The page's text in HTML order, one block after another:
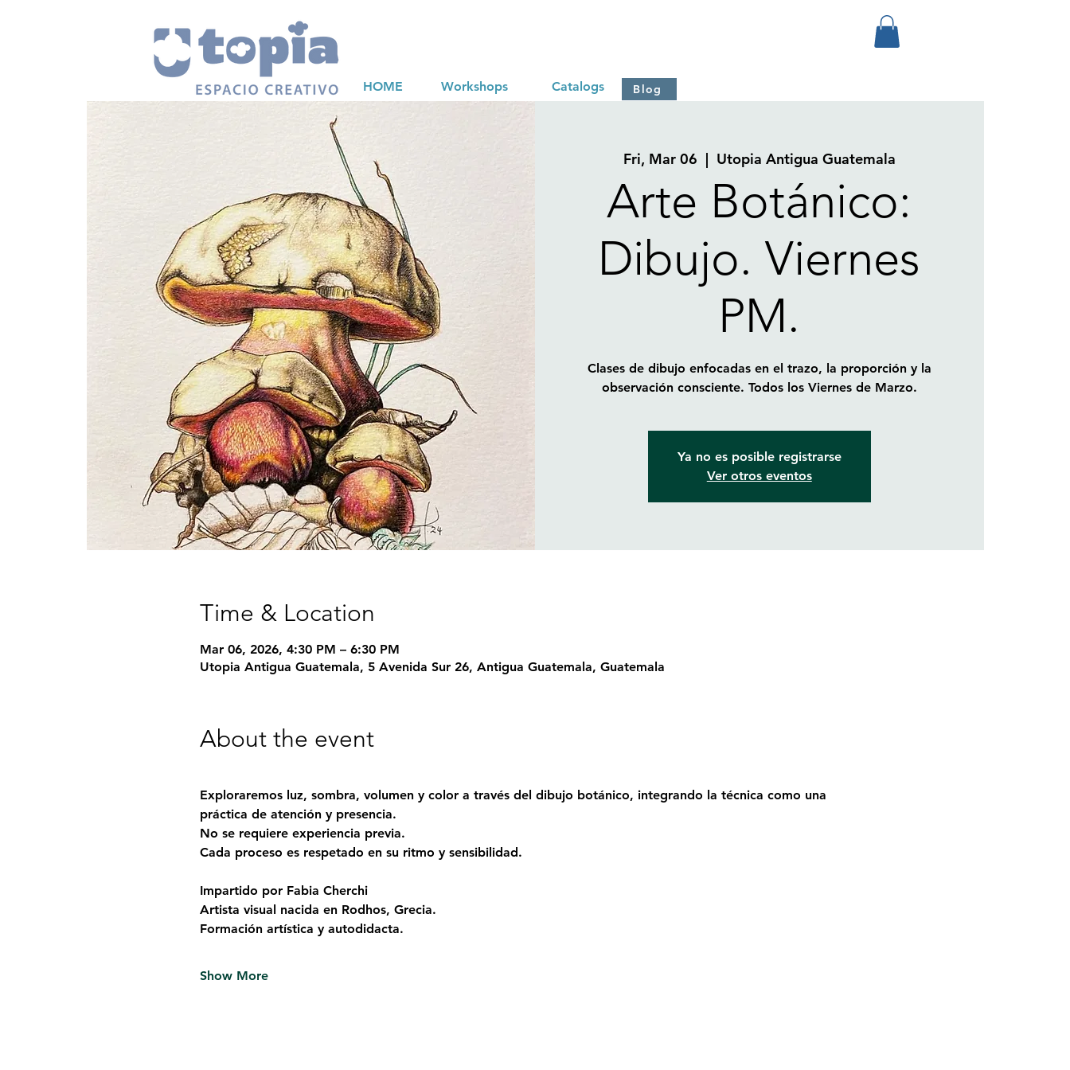
HOME Workshops Catalogs Blog
Fri, Mar 06
  |
Utopia Antigua Guatemala
Arte Botánico:
Dibujo. Viernes
PM.
Clases de dibujo enfocadas en el trazo, la proporción y la
observación consciente. Todos los Viernes de Marzo.
Ya no es posible registrarse
Ver otros eventos
Time & Location
Mar 06, 2026, 4:30 PM – 6:30 PM
Utopia Antigua Guatemala, 5 Avenida Sur 26, Antigua Guatemala, Guatemala
About the event
Exploraremos luz, sombra, volumen y color a través del dibujo botánico, integrando la técnica como una
práctica de atención y presencia.
No se requiere experiencia previa.
Cada proceso es respetado en su ritmo y sensibilidad.
Impartido por Fabia Cherchi
Artista visual nacida en Rodhos, Grecia.
Formación artística y autodidacta.
Show More